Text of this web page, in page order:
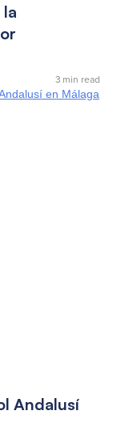
3 min read
Andalusí